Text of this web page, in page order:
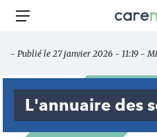
Aller
principal
des
acteurs
Menu
- Publié le 27 janvier 2026 - 11:19 -
L'annuaire des